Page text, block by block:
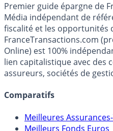
Premier guide épargne de
Média indépendant de
fiscalité et les opportunités
FranceTransactions.com
Online) est 100%
lien capitalistique avec des
assureurs, sociétés de
Comparatifs
Meilleures
Meilleurs Fonds Euros